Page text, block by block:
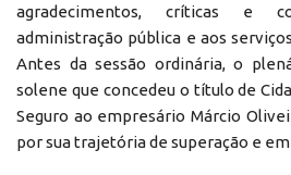
agradecimentos, críticas e
administração pública e aos
Antes da sessão ordinária, o
solene que concedeu o título de
Seguro ao empresário Márcio
por sua trajetória de superação e